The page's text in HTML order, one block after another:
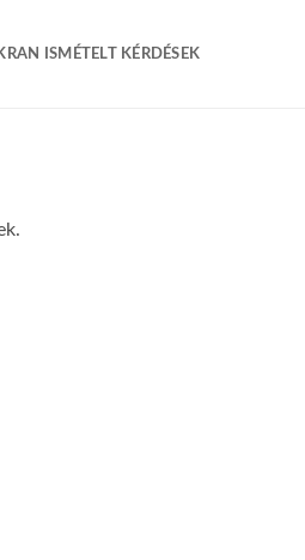
ISMÉTELT KÉRDÉSEK